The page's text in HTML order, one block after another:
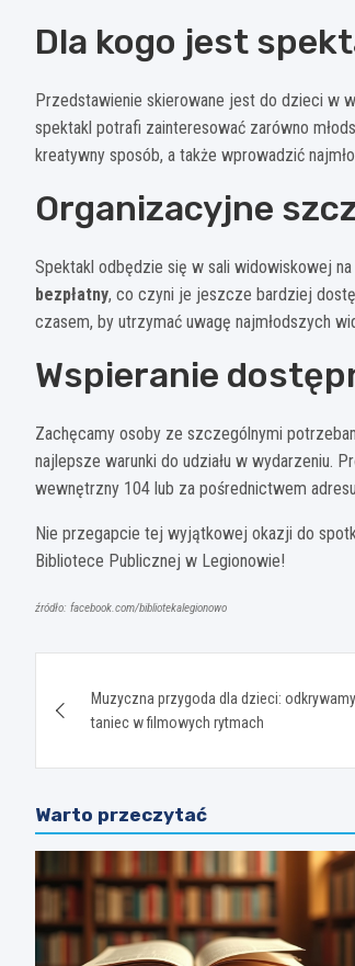
Dla kogo jest
Przedstawienie skierowane jest do dzieci w
spektakl potrafi zainteresować zarówno
kreatywny sposób, a także wprowadzić
Organizacyjne
Spektakl odbędzie się w sali widowiskowej
bezpłatny, co czyni je jeszcze bardziej
czasem, by utrzymać uwagę najmłodszych
Wspieranie
Zachęcamy osoby ze szczególnymi
najlepsze warunki do udziału w wydarzeniu.
wewnętrzny 104 lub za pośrednictwem
Nie przegapcie tej wyjątkowej okazji do
Bibliotece Publicznej w Legionowie!
źródło: facebook.com/bibliotekalegionowo
wpisuMuzyczna przygoda dla dzieci:
taniec w filmowych rytmach
Warto przeczytać